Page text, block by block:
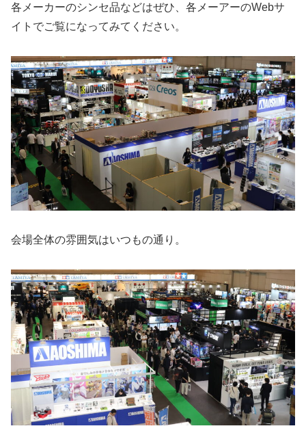
各メーカーのシンセ品などはぜひ、各メーアーのWebサ
イトでご覧になってみてください。
会場全体の雰囲気はいつもの通り。